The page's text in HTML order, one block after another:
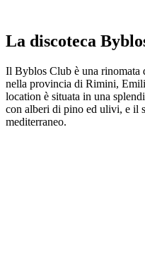
La discoteca
Il Byblos Club è una rinomata
nella provincia di Rimini,
location è situata in una
con alberi di pino ed ulivi, e il
mediterraneo.